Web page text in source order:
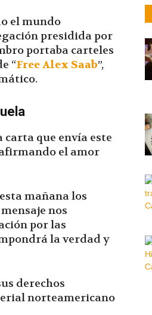
el mundo
presidida por
portaba carteles
“Free Alex Saab”,
que envía este
el amor
mañana los
nos
por las
la verdad y
derechos
norteamericano